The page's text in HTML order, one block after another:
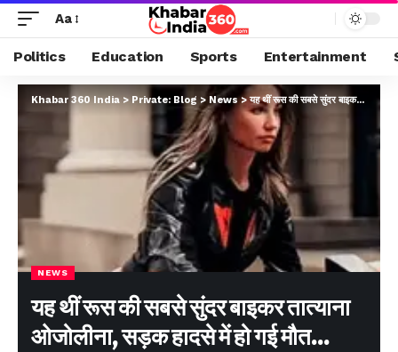
Aa
Politics Education Sports Entertainment
Khabar 360 India > Private: Blog > News>यह थीं रूस की सबसे सुंदर बाइकर तात्याना ओजोलीना, सड़क हादसे में हो गई मौत…
NEWS
यह थीं रूस की सबसे सुंदर बाइकर तात्याना
ओजोलीना, सड़क हादसे में हो गई मौत…